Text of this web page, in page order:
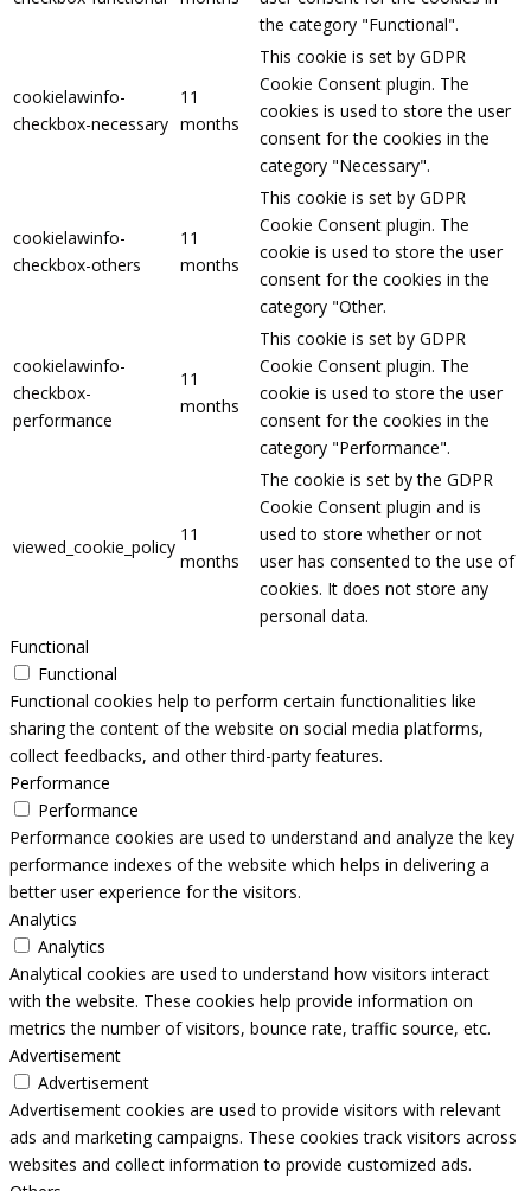
the category "Functional".
cookielawinfo-
checkbox-necessary
11
months
This cookie is set by GDPR
Cookie Consent plugin. The
cookies is used to store the user
consent for the cookies in the
category "Necessary".
cookielawinfo-
checkbox-others
11
months
This cookie is set by GDPR
Cookie Consent plugin. The
cookie is used to store the user
consent for the cookies in the
category "Other.
cookielawinfo-
checkbox-
performance
11
months
This cookie is set by GDPR
Cookie Consent plugin. The
cookie is used to store the user
consent for the cookies in the
category "Performance".
viewed_cookie_policy
11
months
The cookie is set by the GDPR
Cookie Consent plugin and is
used to store whether or not
user has consented to the use of
cookies. It does not store any
personal data.
Functional
Functional
Functional cookies help to perform certain functionalities like
sharing the content of the website on social media platforms,
collect feedbacks, and other third-party features.
Performance
Performance
Performance cookies are used to understand and analyze the key
performance indexes of the website which helps in delivering a
better user experience for the visitors.
Analytics
Analytics
Analytical cookies are used to understand how visitors interact
with the website. These cookies help provide information on
metrics the number of visitors, bounce rate, traffic source, etc.
Advertisement
Advertisement
Advertisement cookies are used to provide visitors with relevant
ads and marketing campaigns. These cookies track visitors across
websites and collect information to provide customized ads.